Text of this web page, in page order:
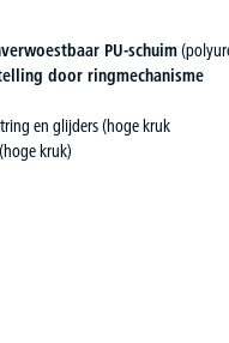
PU-schuim
door ringmechanisme
en glijders (hoge kruk
kruk)